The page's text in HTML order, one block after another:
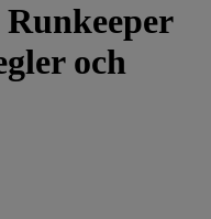
och